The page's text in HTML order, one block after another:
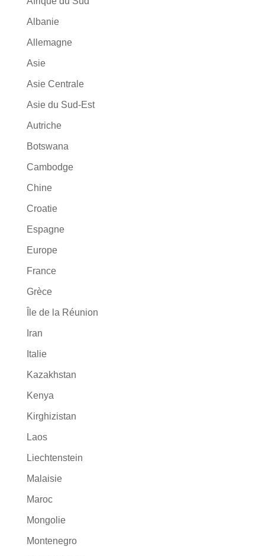
Albanie
Allemagne
Asie
Asie Centrale
Asie du Sud-Est
Autriche
Botswana
Cambodge
Chine
Croatie
Espagne
Europe
France
Grèce
Île de la Réunion
Iran
Italie
Kazakhstan
Kenya
Kirghizistan
Laos
Liechtenstein
Malaisie
Maroc
Mongolie
Montenegro